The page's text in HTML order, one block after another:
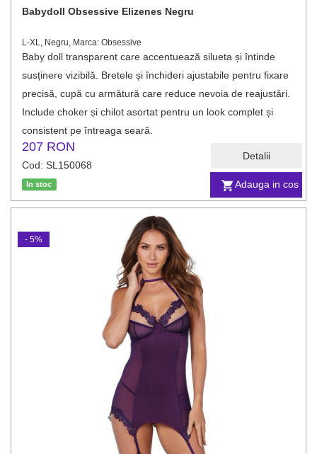
Adauga in cos
Detalii
Babydoll Obsessive Elizenes Negru
L-XL, Negru, Marca: Obsessive
Baby doll transparent care accentuează silueta și întinde
susținere vizibilă. Bretele și închideri ajustabile pentru fixare
precisă, cupă cu armătură care reduce nevoia de reajustări.
Include choker și chilot asortat pentru un look complet și
consistent pe întreaga seară.
207 RON
Cod: SL150068
In stoc
- 5%